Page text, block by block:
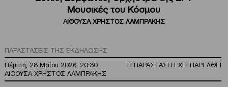
Μουσικές του Κόσμου
ΑΙΘΟΥΣΑ ΧΡΗΣΤΟΣ ΛΑΜΠΡΑΚΗΣ
ΠΑΡΑΣΤΑΣΕΙΣ ΤΗΣ ΕΚΔΗΛΩΣΗΣ
Πέμπτη, 28 Μαΐου 2026, 20:30
Η ΠΑΡΑΣΤΑΣΗ ΕΧΕΙ ΠΑΡΕΛΘΕΙ
ΑΙΘΟΥΣΑ ΧΡΗΣΤΟΣ ΛΑΜΠΡΑΚΗΣ